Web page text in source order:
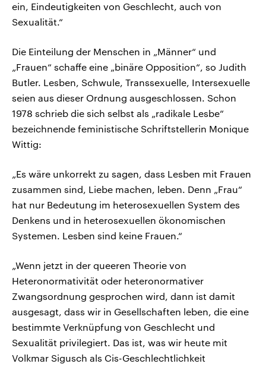
ein, Eindeutigkeiten von Geschlecht, auch von
Sexualität.“
Die Einteilung der Menschen in „Männer“ und
„Frauen“ schaffe eine „binäre Opposition“, so Judith
Butler. Lesben, Schwule, Transsexuelle, Intersexuelle
seien aus dieser Ordnung ausgeschlossen. Schon
1978 schrieb die sich selbst als „radikale Lesbe“
bezeichnende feministische Schriftstellerin Monique
Wittig:
„Es wäre unkorrekt zu sagen, dass Lesben mit Frauen
zusammen sind, Liebe machen, leben. Denn „Frau“
hat nur Bedeutung im heterosexuellen System des
Denkens und in heterosexuellen ökonomischen
Systemen. Lesben sind keine Frauen.“
„Wenn jetzt in der queeren Theorie von
Heteronormativität oder heteronormativer
Zwangsordnung gesprochen wird, dann ist damit
ausgesagt, dass wir in Gesellschaften leben, die eine
bestimmte Verknüpfung von Geschlecht und
Sexualität privilegiert. Das ist, was wir heute mit
Volkmar Sigusch als Cis-Geschlechtlichkeit